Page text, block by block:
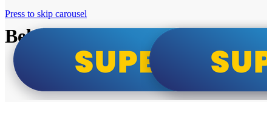
Beko i Tesla super cene
Press to skip carousel